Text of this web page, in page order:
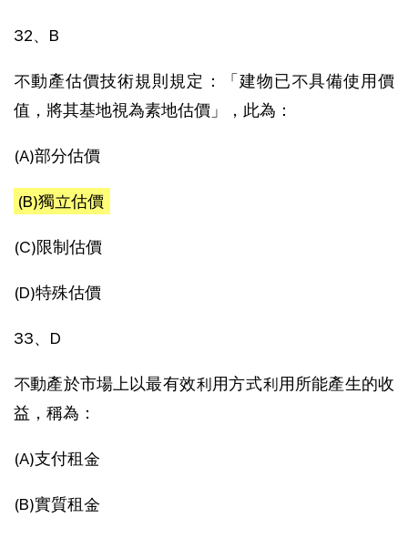
32、B
不動產估價技術規則規定：「建物已不具備使用價
值，將其基地視為素地估價」，此為：
(A)部分估價
(B)獨立估價
(C)限制估價
(D)特殊估價
33、D
不動產於市場上以最有效利用方式利用所能產生的收
益，稱為：
(A)支付租金
(B)實質租金